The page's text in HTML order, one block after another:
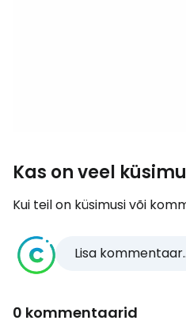
Kas on veel
Kui teil on küsimusi või
Lisa
0 kommentaarid